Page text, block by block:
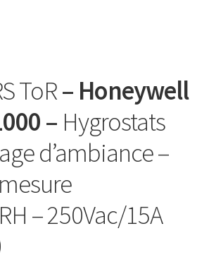
gtb
clapet d’air
ToR– Honeywell
– Hygrostats
d’ambiance –
– 250Vac/15A